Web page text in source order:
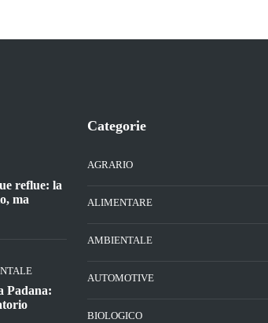
reflue: la
ma
Padana:
Categorie
AGRARIO
ALIMENTARE
AMBIENTALE
AUTOMOTIVE
BIOLOGICO